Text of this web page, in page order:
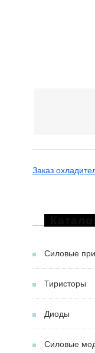
Заказ
Силовые
Тиристоры
Диоды
Силовые